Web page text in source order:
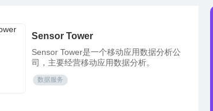
Sensor Tower
Sensor Tower是一个移动应用数据分析公
司，主要经营移动应用数据分析。
数据服务